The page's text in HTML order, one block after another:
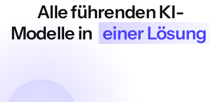
Alle führenden KI-
Modelle in einer Lösung